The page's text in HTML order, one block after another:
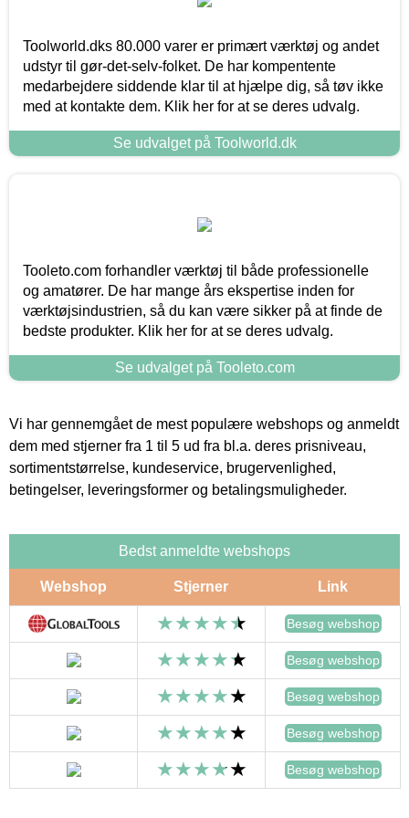
Toolworld.dks 80.000 varer er primært værktøj og andet
udstyr til gør-det-selv-folket. De har kompentente
medarbejdere siddende klar til at hjælpe dig, så tøv ikke
med at kontakte dem. Klik her for at se deres udvalg.
Se udvalget på Toolworld.dk
Tooleto.com forhandler værktøj til både professionelle
og amatører. De har mange års ekspertise inden for
værktøjsindustrien, så du kan være sikker på at finde de
bedste produkter. Klik her for at se deres udvalg.
Se udvalget på Tooleto.com
Vi har gennemgået de mest populære webshops og anmeldt
dem med stjerner fra 1 til 5 ud fra bl.a. deres prisniveau,
sortimentstørrelse, kundeservice, brugervenlighed,
betingelser, leveringsformer og betalingsmuligheder.
Bedst anmeldte webshops
Webshop Stjerner Link
Besøg webshop
Besøg webshop
Besøg webshop
Besøg webshop
Besøg webshop